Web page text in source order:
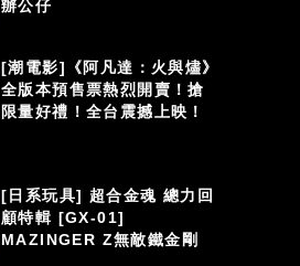
辦公仔
[潮電影]《阿凡達：火與燼》
全版本預售票熱烈開賣！搶
限量好禮！全台震撼上映！
[日系玩具] 超合金魂 總力回
顧特輯 [GX-01]
MAZINGER Z無敵鐵金剛